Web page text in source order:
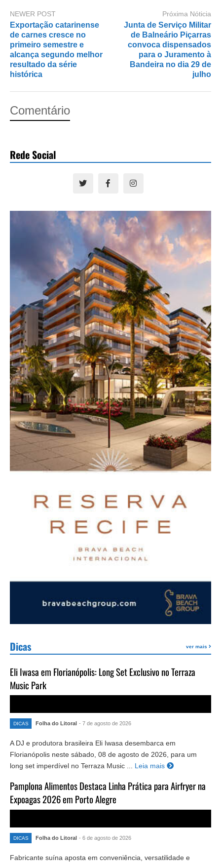
NEWER POST
Exportação catarinense
de carnes cresce no
primeiro semestre e
alcança segundo melhor
resultado da série
histórica
Próxima Nóticia
Junta de Serviço Militar
de Balneário Piçarras
convoca dispensados
para o Juramento à
Bandeira no dia 29 de
julho
Comentário
Rede Social
Dicas ver mais
Eli Iwasa em Florianópolis: Long Set Exclusivo no Terraza
Music Park
DICAS Folha do Litoral - 7 de agosto de 2026
A DJ e produtora brasileira Eli Iwasa desembarca em
Florianópolis neste sábado, 08 de agosto de 2026, para um
long set imperdível no Terraza Music ... Leia mais
Pamplona Alimentos Destaca Linha Prática para Airfryer na
Expoagas 2026 em Porto Alegre
DICAS Folha do Litoral - 6 de agosto de 2026
Fabricante suína aposta em conveniência, versatilidade e